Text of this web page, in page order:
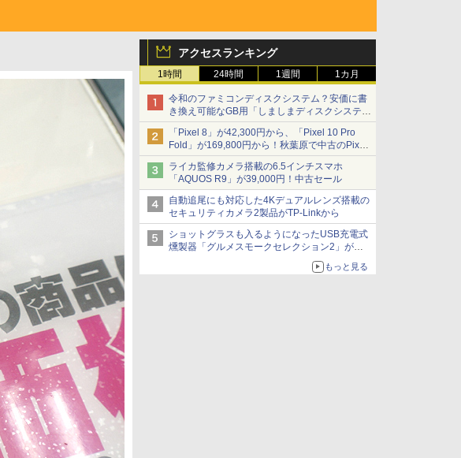
アクセスランキング
1時間 24時間 1週間 1カ月
令和のファミコンディスクシステム？安価に書
き換え可能なGB用「しましまディスクシステ
ム」
「Pixel 8」が42,300円から、「Pixel 10 Pro
Fold」が169,800円から！秋葉原で中古のPixel
シリーズがお買い得
ライカ監修カメラ搭載の6.5インチスマホ
「AQUOS R9」が39,000円！中古セール
自動追尾にも対応した4Kデュアルレンズ搭載の
セキュリティカメラ2製品がTP-Linkから
ショットグラスも入るようになったUSB充電式
燻製器「グルメスモークセレクション2」がサ
もっと見る